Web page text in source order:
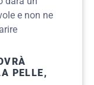
e non ne
PELLE,